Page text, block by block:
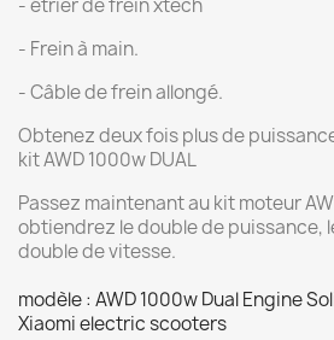
- étrier de frein xtech
- Frein à main.
- Câble de frein allongé.
Obtenez deux fois plus de
kit AWD 1000w DUAL
Passez maintenant au kit moteur
obtiendrez le double de puissance,
double de vitesse.
modèle : AWD 1000w Dual Engine
Xiaomi electric scooters